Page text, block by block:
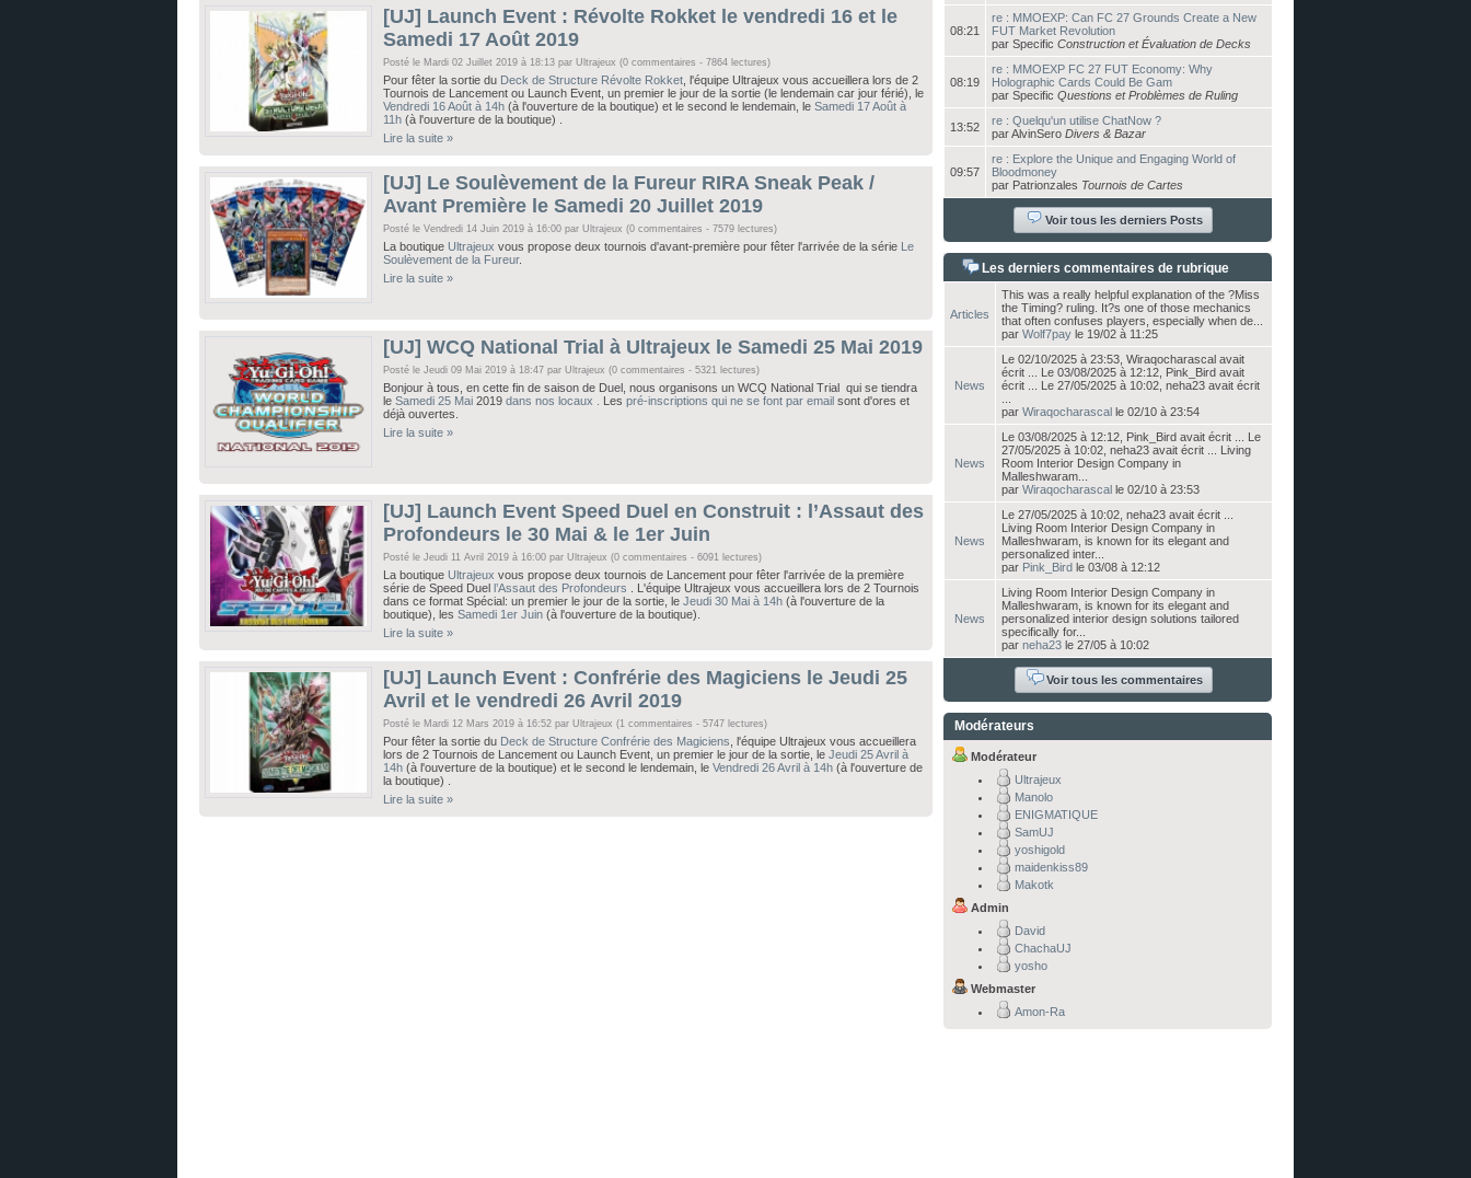
[UJ] Launch Event : Révolte Rokket le vendredi 16 et le
Samedi 17 Août 2019
Posté le Mardi 02 Juillet 2019 à 18:13 par Ultrajeux (0 commentaires - 7864 lectures)
Pour fêter la sortie du Deck de Structure Révolte Rokket , l'équipe Ultrajeux vous accueillera lors de 2
Tournois de Lancement ou Launch Event, un premier le jour de la sortie (le lendemain car jour férié), le
Vendredi 16 Août à 14h (à l'ouverture de la boutique) et le second le lendemain, le Samedi 17 Août à
11h (à l'ouverture de la boutique) .
Lire la suite »
[UJ] Le Soulèvement de la Fureur RIRA Sneak Peak /
Avant Première le Samedi 20 Juillet 2019
Posté le Vendredi 14 Juin 2019 à 16:00 par Ultrajeux (0 commentaires - 7579 lectures)
La boutique Ultrajeux vous propose deux tournois d'avant-première pour fêter l'arrivée de la série Le
Soulèvement de la Fureur.
Lire la suite »
[UJ] WCQ National Trial à Ultrajeux le Samedi 25 Mai 2019
Posté le Jeudi 09 Mai 2019 à 18:47 par Ultrajeux (0 commentaires - 5321 lectures)
Bonjour à tous, en cette fin de saison de Duel, nous organisons un WCQ National Trial qui se tiendra
le Samedi 25 Mai 2019 dans nos locaux . Les pré-inscriptions qui ne se font par email sont d'ores et
déjà ouvertes.
Lire la suite »
[UJ] Launch Event Speed Duel en Construit : l’Assaut des
Profondeurs le 30 Mai & le 1er Juin
Posté le Jeudi 11 Avril 2019 à 16:00 par Ultrajeux (0 commentaires - 6091 lectures)
La boutique Ultrajeux vous propose deux tournois de Lancement pour fêter l'arrivée de la première
série de Speed Duel l’Assaut des Profondeurs
. L'équipe Ultrajeux vous accueillera lors de 2 Tournois
dans ce format Spécial: un premier le jour de la sortie, le Jeudi 30 Mai à 14h (à l'ouverture de la
boutique), les Samedi 1er Juin (à l'ouverture de la boutique).
Lire la suite »
[UJ] Launch Event : Confrérie des Magiciens le Jeudi 25
Avril et le vendredi 26 Avril 2019
Posté le Mardi 12 Mars 2019 à 16:52 par Ultrajeux (1 commentaires - 5747 lectures)
Pour fêter la sortie du Deck de Structure Confrérie des Magiciens , l'équipe Ultrajeux vous accueillera
lors de 2 Tournois de Lancement ou Launch Event, un premier le jour de la sortie, le Jeudi 25 Avril à
14h (à l'ouverture de la boutique) et le second le lendemain, le Vendredi 26 Avril à 14h (à l'ouverture de
la boutique) .
Lire la suite »
08:21
re : MMOEXP: Can FC 27 Grounds Create a New
FUT Market Revolution
par Specific Construction et Évaluation de Decks
08:19
re : MMOEXP FC 27 FUT Economy: Why
Holographic Cards Could Be Gam
par Specific Questions et Problèmes de Ruling
13:52
re : Quelqu'un utilise ChatNow ?
par AlvinSero Divers & Bazar
09:57
re : Explore the Unique and Engaging World of
Bloodmoney
par Patrionzales Tournois de Cartes
Voir tous les derniers Posts
Les derniers commentaires de rubrique
Articles
This was a really helpful explanation of the ?Miss
the Timing? ruling. It?s one of those mechanics
that often confuses players, especially when de...
par Wolf7pay le 19/02 à 11:25
News
Le 02/10/2025 à 23:53, Wiraqocharascal avait
écrit ... Le 03/08/2025 à 12:12, Pink_Bird avait
écrit ... Le 27/05/2025 à 10:02, neha23 avait écrit
par Wiraqocharascal le 02/10 à 23:54
News
Le 03/08/2025 à 12:12, Pink_Bird avait écrit ... Le
27/05/2025 à 10:02, neha23 avait écrit ... Living
Room Interior Design Company in
Malleshwaram...
par Wiraqocharascal le 02/10 à 23:53
News
Le 27/05/2025 à 10:02, neha23 avait écrit ...
Living Room Interior Design Company in
Malleshwaram, is known for its elegant and
personalized inter...
par Pink_Bird le 03/08 à 12:12
News
Living Room Interior Design Company in
Malleshwaram, is known for its elegant and
personalized interior design solutions tailored
specifically for...
par neha23 le 27/05 à 10:02
Voir tous les commentaires
Modérateurs
Modérateur
Ultrajeux
Manolo
ENIGMATIQUE
SamUJ
yoshigold
maidenkiss89
Makotk
Admin
David
ChachaUJ
yosho
Webmaster
Amon-Ra